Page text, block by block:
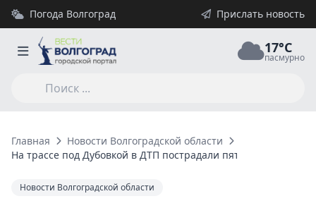
Погода Волгоград Прислать новость
17°C
пасмурно
Главная
Новости Волгоградской области
На трассе под Дубовкой в ДТП пострадали пятеро, включая
Новости Волгоградской области